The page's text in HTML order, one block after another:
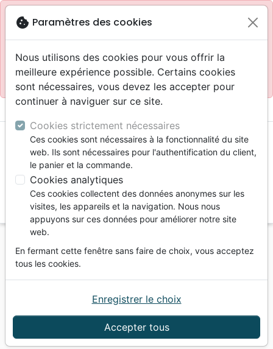
blockSite réservé aux professionnels
Accès pour les professionnels : Se connecter
Site pour le grand public : La Maison de la Bible
menu
Vous ne pouvez pas créer de nouvelle commande
depuis votre pays (United States).
Famille, couple
Prier pour nos enfants avec les Psaumes - Journal
cookie Paramètres des cookies
Nous utilisons des cookies pour vous offrir la
meilleure expérience possible. Certains cookies
sont nécessaires, vous devez les accepter pour
continuer à naviguer sur ce site.
Cookies strictement nécessaires
Ces cookies sont nécessaires à la fonctionnalité du site
web. Ils sont nécessaires pour l'authentification du client,
le panier et la commande.
Cookies analytiques
Ces cookies collectent des données anonymes sur les
visites, les appareils et la navigation. Nous nous
appuyons sur ces données pour améliorer notre site
web.
En fermant cette fenêtre sans faire de choix, vous acceptez
tous les cookies.
Accepter tous
Enregistrer le choix